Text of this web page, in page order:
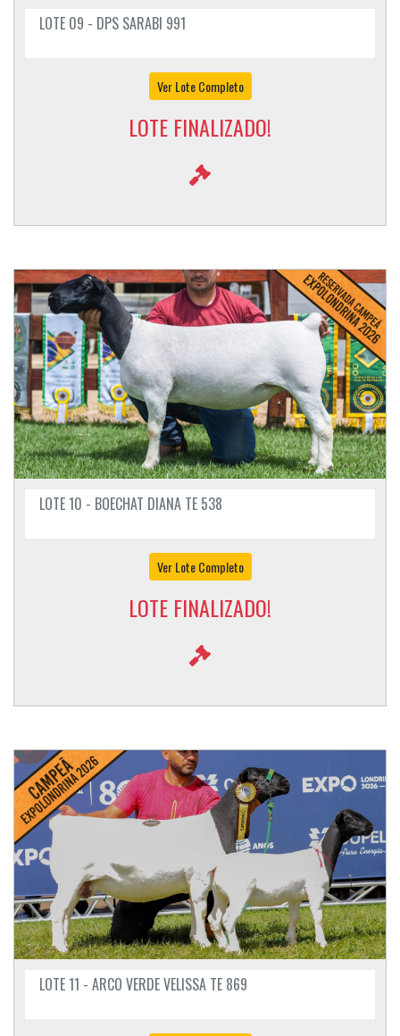
LOTE 09 - DPS SARABI 991
Ver Lote Completo
LOTE FINALIZADO!
LOTE 10 - BOECHAT DIANA TE 538
Ver Lote Completo
LOTE FINALIZADO!
LOTE 11 - ARCO VERDE VELISSA TE 869